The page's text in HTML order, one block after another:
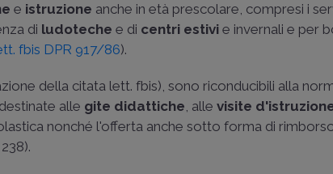
e istruzione anche in età prescolare, compresi i
di ludoteche e di centri estivi e invernali e per
fbis DPR 917/86).
della citata lett. fbis), sono riconducibili alla
alle gite didattiche, allevisite
nonché l'offerta anche sotto forma di
).